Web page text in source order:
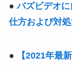
●バズビデオ
仕方および対
●
【2021年最